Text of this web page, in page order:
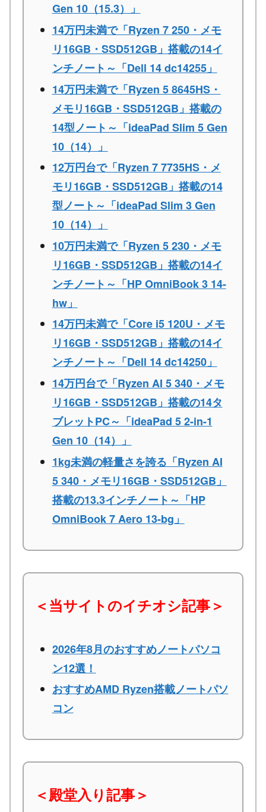
Gen 10（15.3）」
14万円未満で「Ryzen 7 250・メモ
リ16GB・SSD512GB」搭載の14イ
ンチノート～「Dell 14 dc14255」
14万円未満で「Ryzen 5 8645HS・
メモリ16GB・SSD512GB」搭載の
14型ノート～「ideaPad Slim 5 Gen
10（14）」
12万円台で「Ryzen 7 7735HS・メ
モリ16GB・SSD512GB」搭載の14
型ノート～「ideaPad Slim 3 Gen
10（14）」
10万円未満で「Ryzen 5 230・メモ
リ16GB・SSD512GB」搭載の14イ
ンチノート～「HP OmniBook 3 14-
hw」
14万円未満で「Core i5 120U・メモ
リ16GB・SSD512GB」搭載の14イ
ンチノート～「Dell 14 dc14250」
14万円台で「Ryzen AI 5 340・メモ
リ16GB・SSD512GB」搭載の14タ
ブレットPC～「ideaPad 5 2-in-1
Gen 10（14）」
1kg未満の軽量さを誇る「Ryzen AI
5 340・メモリ16GB・SSD512GB」
搭載の13.3インチノート～「HP
OmniBook 7 Aero 13-bg」
＜当サイトのイチオシ記事＞
2026年8月のおすすめノートパソコ
ン12選！
おすすめAMD Ryzen搭載ノートパソ
コン
＜殿堂入り記事＞